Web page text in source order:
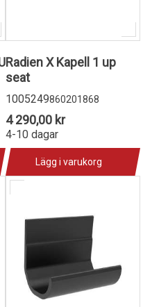
Radien X Kapell 1 up
seat
1005249860201868
4 290,00 kr
4-10 dagar
Lägg i varukorg